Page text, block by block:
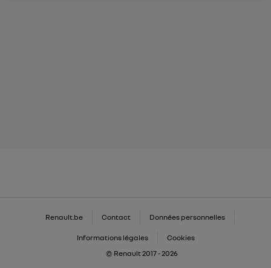
Renault.be Contact Données personnelles
Informations légales
Cookies
© Renault 2017 - 2026